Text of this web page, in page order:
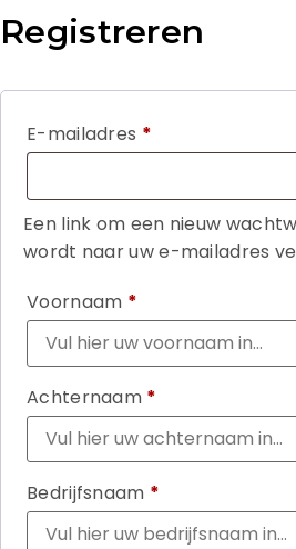
Registreren
E-mailadres *
Een link om een nieuw
wordt naar uw e-mailadres
Voornaam *
Achternaam *
Bedrijfsnaam *